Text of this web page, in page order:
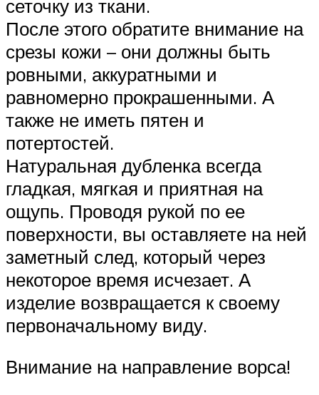
сеточку из ткани.
После этого обратите внимание на
срезы кожи – они должны быть
ровными, аккуратными и
равномерно прокрашенными. А
также не иметь пятен и
потертостей.
Натуральная дубленка всегда
гладкая, мягкая и приятная на
ощупь. Проводя рукой по ее
поверхности, вы оставляете на ней
заметный след, который через
некоторое время исчезает. А
изделие возвращается к своему
первоначальному виду.
Внимание на направление ворса!